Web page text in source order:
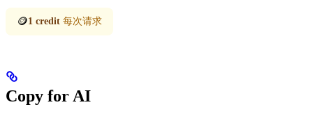
🪙1 credit 每次请求
Copy for AI